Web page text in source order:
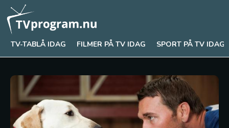
TV-TABLÅ IDAG FILMER PÅ TV IDAG SPORT PÅ TV IDAG